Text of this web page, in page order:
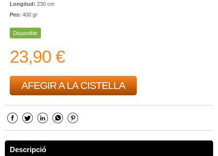
Longitud: 230 cm
Pes: 400 gr
Disponible
23,90 €
AFEGIR A LA CISTELLA
Descripció